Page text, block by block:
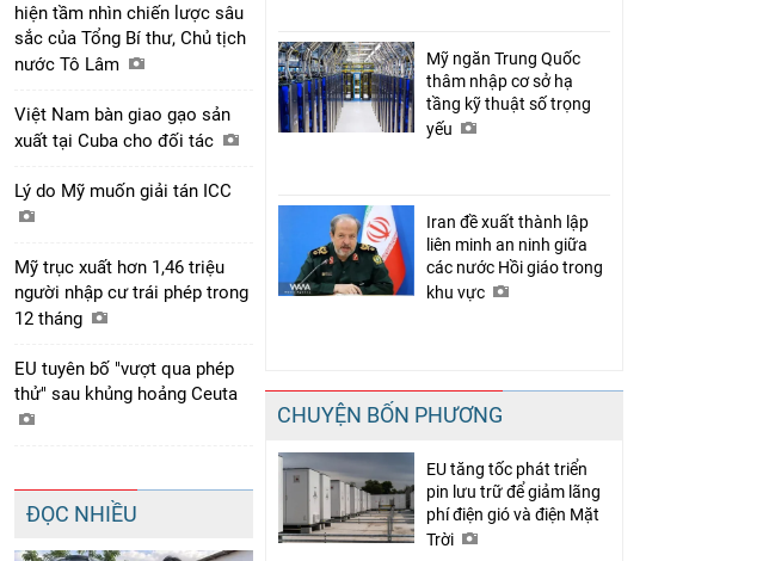
hiện tầm nhìn chiến lược sâu
sắc của Tổng Bí thư, Chủ tịch
nước Tô Lâm
Việt Nam bàn giao gạo sản
xuất tại Cuba cho đối tác
Lý do Mỹ muốn giải tán ICC
Mỹ trục xuất hơn 1,46 triệu
người nhập cư trái phép trong
12 tháng
EU tuyên bố "vượt qua phép
thử" sau khủng hoảng Ceuta
ĐỌC NHIỀU
Mỹ ngăn Trung Quốc
thâm nhập cơ sở hạ
tầng kỹ thuật số trọng
yếu
Iran đề xuất thành lập
liên minh an ninh giữa
các nước Hồi giáo trong
khu vực
CHUYỆN BỐN PHƯƠNG
EU tăng tốc phát triển
pin lưu trữ để giảm lãng
phí điện gió và điện Mặt
Trời